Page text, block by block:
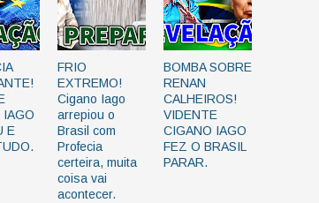
IAGO
E
FRIO
EXTREMO!
Cigano Iago
arrepiou o
Brasil com
Profecia
certeira, muita
coisa vai
acontecer.
BOMBA SOBRE
RENAN
CALHEIROS!
VIDENTE
CIGANO IAGO
FEZ O BRASIL
PARAR.